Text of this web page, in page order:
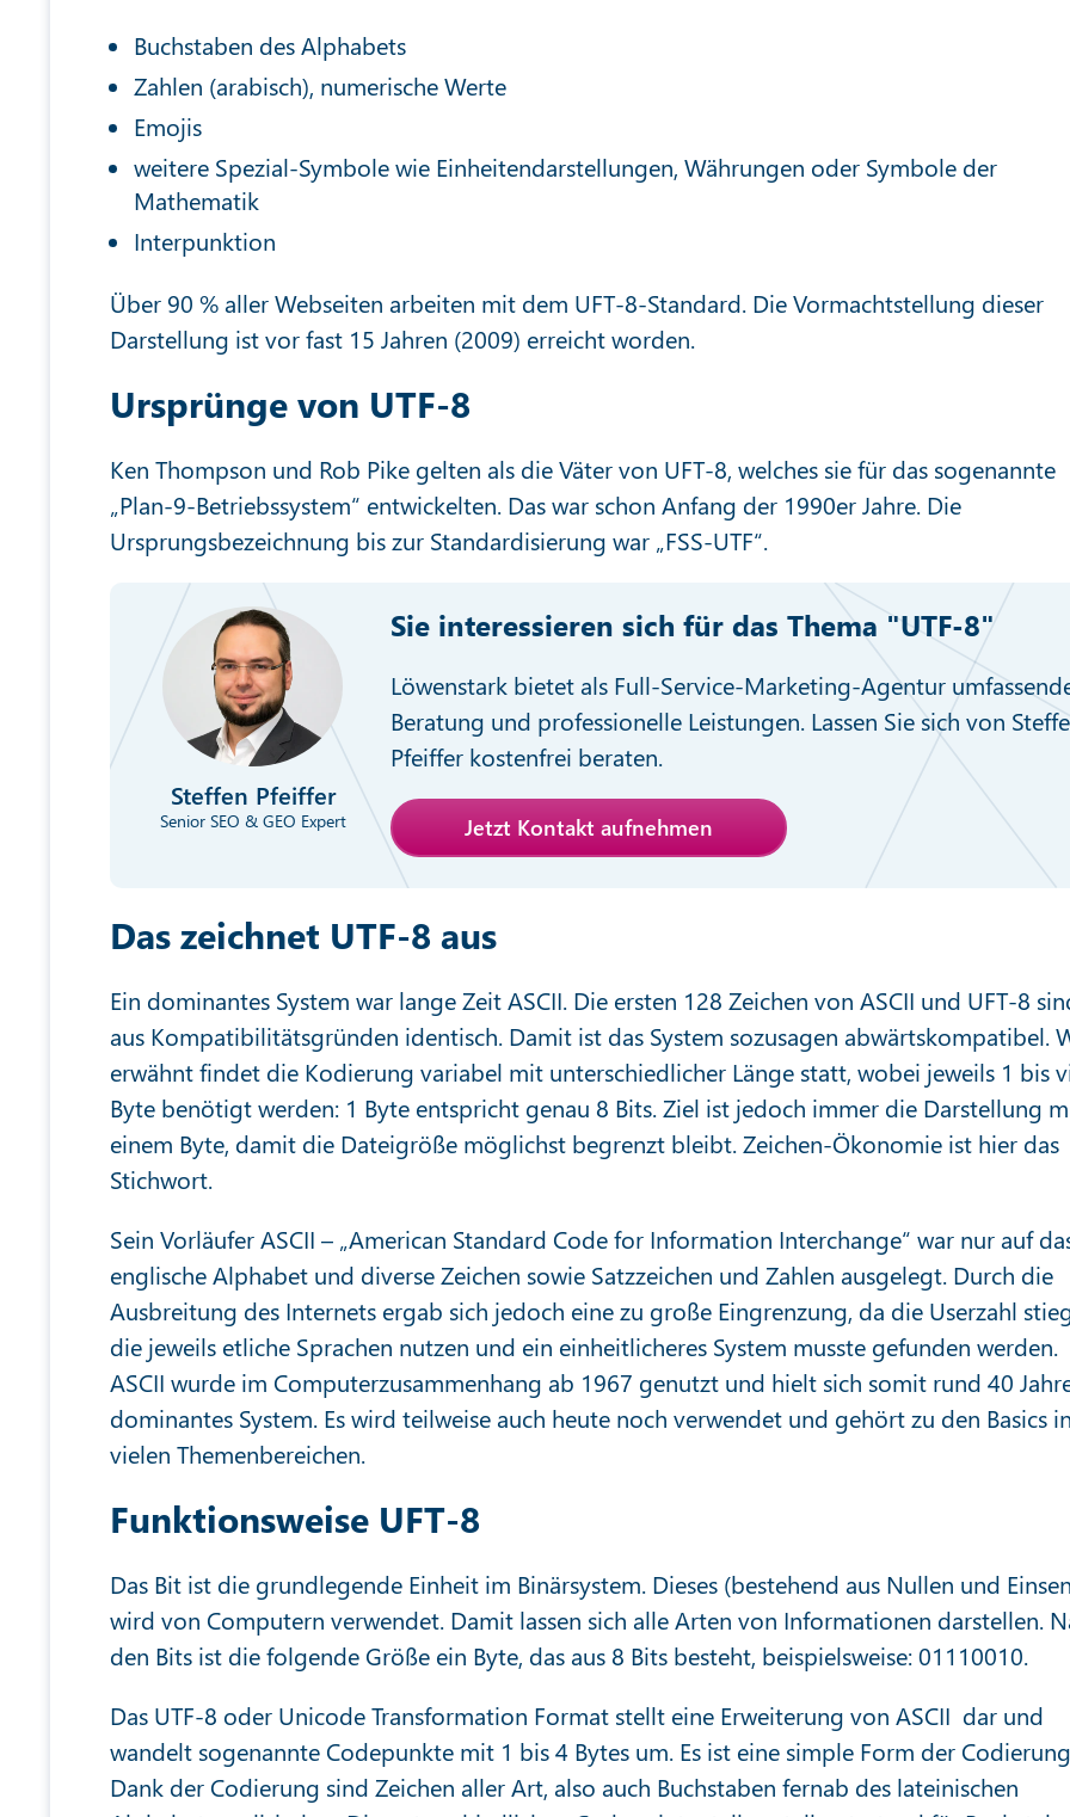
Buchstaben des Alphabets
Zahlen (arabisch), numerische Werte
Emojis
weitere Spezial-Symbole wie Einheitendarstellungen, Währungen oder Symbole der
Mathematik
Interpunktion
Über 90 % aller Webseiten arbeiten mit dem UFT-8-Standard. Die Vormachtstellung dieser
Darstellung ist vor fast 15 Jahren (2009) erreicht worden.
Ursprünge von UTF-8
Ken Thompson und Rob Pike gelten als die Väter von UFT-8, welches sie für das sogenannte
„Plan-9-Betriebssystem“ entwickelten. Das war schon Anfang der 1990er Jahre. Die
Ursprungsbezeichnung bis zur Standardisierung war „FSS-UTF“.
Steffen Pfeiffer
Senior SEO & GEO Expert
Sie interessieren sich für das Thema "UTF-8"
Löwenstark bietet als Full-Service-Marketing-Agentur
Beratung und professionelle Leistungen. Lassen Sie sich von
Pfeiffer kostenfrei beraten.
Jetzt Kontakt aufnehmen
Das zeichnet UTF-8 aus
Ein dominantes System war lange Zeit ASCII. Die ersten 128 Zeichen von ASCII und UFT-8
aus Kompatibilitätsgründen identisch. Damit ist das System sozusagen abwärtskompatibel.
erwähnt findet die Kodierung variabel mit unterschiedlicher Länge statt, wobei jeweils 1 bis
Byte benötigt werden: 1 Byte entspricht genau 8 Bits. Ziel ist jedoch immer die Darstellung
einem Byte, damit die Dateigröße möglichst begrenzt bleibt. Zeichen-Ökonomie ist hier das
Stichwort.
Sein Vorläufer ASCII – „American Standard Code for Information Interchange“ war nur auf
englische Alphabet und diverse Zeichen sowie Satzzeichen und Zahlen ausgelegt. Durch die
Ausbreitung des Internets ergab sich jedoch eine zu große Eingrenzung, da die Userzahl
die jeweils etliche Sprachen nutzen und ein einheitlicheres System musste gefunden werden.
ASCII wurde im Computerzusammenhang ab 1967 genutzt und hielt sich somit rund 40
dominantes System. Es wird teilweise auch heute noch verwendet und gehört zu den Basics
vielen Themenbereichen.
Funktionsweise UFT-8
Das Bit ist die grundlegende Einheit im Binärsystem. Dieses (bestehend aus Nullen und
wird von Computern verwendet. Damit lassen sich alle Arten von Informationen darstellen.
den Bits ist die folgende Größe ein Byte, das aus 8 Bits besteht, beispielsweise: 01110010.
Das UTF-8 oder Unicode Transformation Format stellt eine Erweiterung von ASCII dar und
wandelt sogenannte Codepunkte mit 1 bis 4 Bytes um. Es ist eine simple Form der
Dank der Codierung sind Zeichen aller Art, also auch Buchstaben fernab des lateinischen